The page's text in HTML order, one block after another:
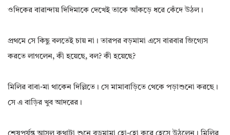
ওদিকের বারান্দায় দিদিমাকে দেখেই তাকে আঁকড়ে ধরে কেঁদে উঠল।
প্রথমে সে কিছু বলতেই চায় না। তারপর বড়মামা এসে বারবার জিগ্যেস
করতে লাগলেন, কী হয়েছে, বল? কী হয়েছে?
মিলির বাবা-মা থাকেন দিল্লিতে। সে মামাবাড়িতে থেকে পড়াশুনো করছে।
সে এ বাড়ির খুব আদরের।